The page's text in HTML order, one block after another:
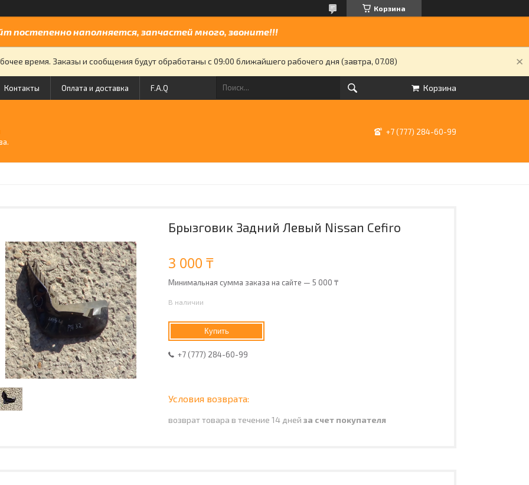
Корзина
постепенно наполняется, запчастей много, звоните!!!
время. Заказы и сообщения будут обработаны с 09:00 ближайшего рабочего дня (завтра, 07.08)
Контакты Оплата и доставка F.A.Q Корзина
+7 (777) 284-60-99
Брызговик Задний Левый Nissan Cefiro
3 000 ₸
Минимальная сумма заказа на сайте — 5 000 ₸
В наличии
Купить
+7 (777) 284-60-99
возврат товара в течение 14 дней за счет покупателя